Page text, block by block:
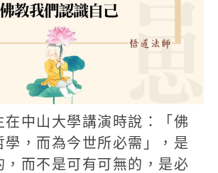
在中山大學講演時說：「佛
學，而為今世所必需」，是
，而不是可有可無的，是必